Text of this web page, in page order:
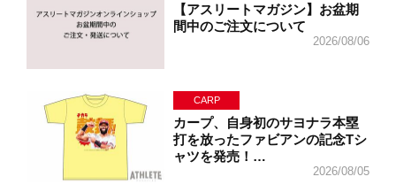
【アスリートマガジン】お盆期
間中のご注文について
2026/08/06
CARP
カープ、自身初のサヨナラ本塁
打を放ったファビアンの記念Tシ
ャツを発売！…
2026/08/05